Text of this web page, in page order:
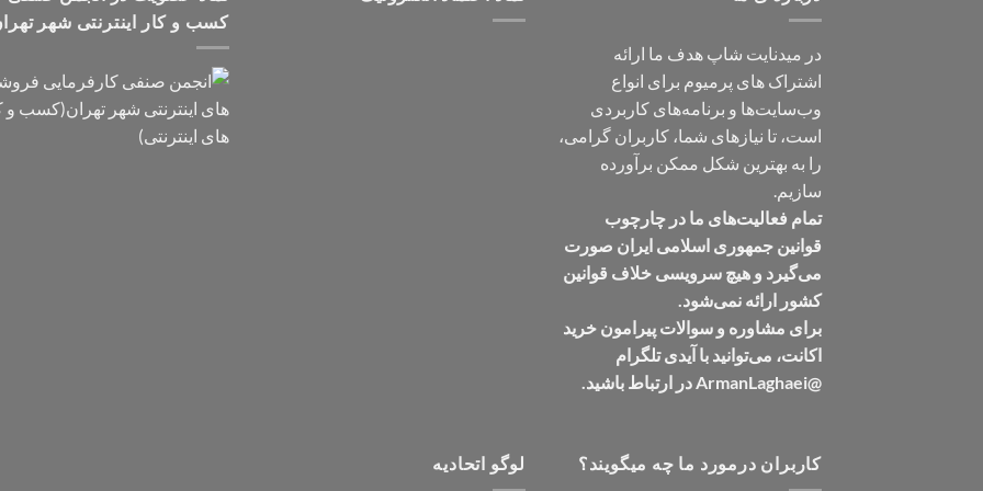
در میدنایت شاپ هدف ما ارائه
اشتراک های پرمیوم برای انواع
وب‌سایت‌ها و برنامه‌های کاربردی
است، تا نیازهای شما، کاربران گرامی،
را به بهترین شکل ممکن برآورده
سازیم.
تمام فعالیت‌های ما در چارچوب
قوانین جمهوری اسلامی ایران صورت
می‌گیرد و هیچ سرویسی خلاف قوانین
کشور ارائه نمی‌شود.
برای مشاوره و سوالات پیرامون خرید
اکانت، می‌توانید با آیدی تلگرام
@ArmanLaghaei در ارتباط باشید.
کسب و کار اینترنتی شهر
کاربران درمورد ما چه میگویند؟ لوگو اتحادیه